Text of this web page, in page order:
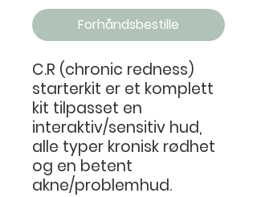
Forhåndsbestille
C.R (chronic redness)
starterkit er et komplett
kit tilpasset en
interaktiv/sensitiv hud,
alle typer kronisk rødhet
og en betent
akne/problemhud.